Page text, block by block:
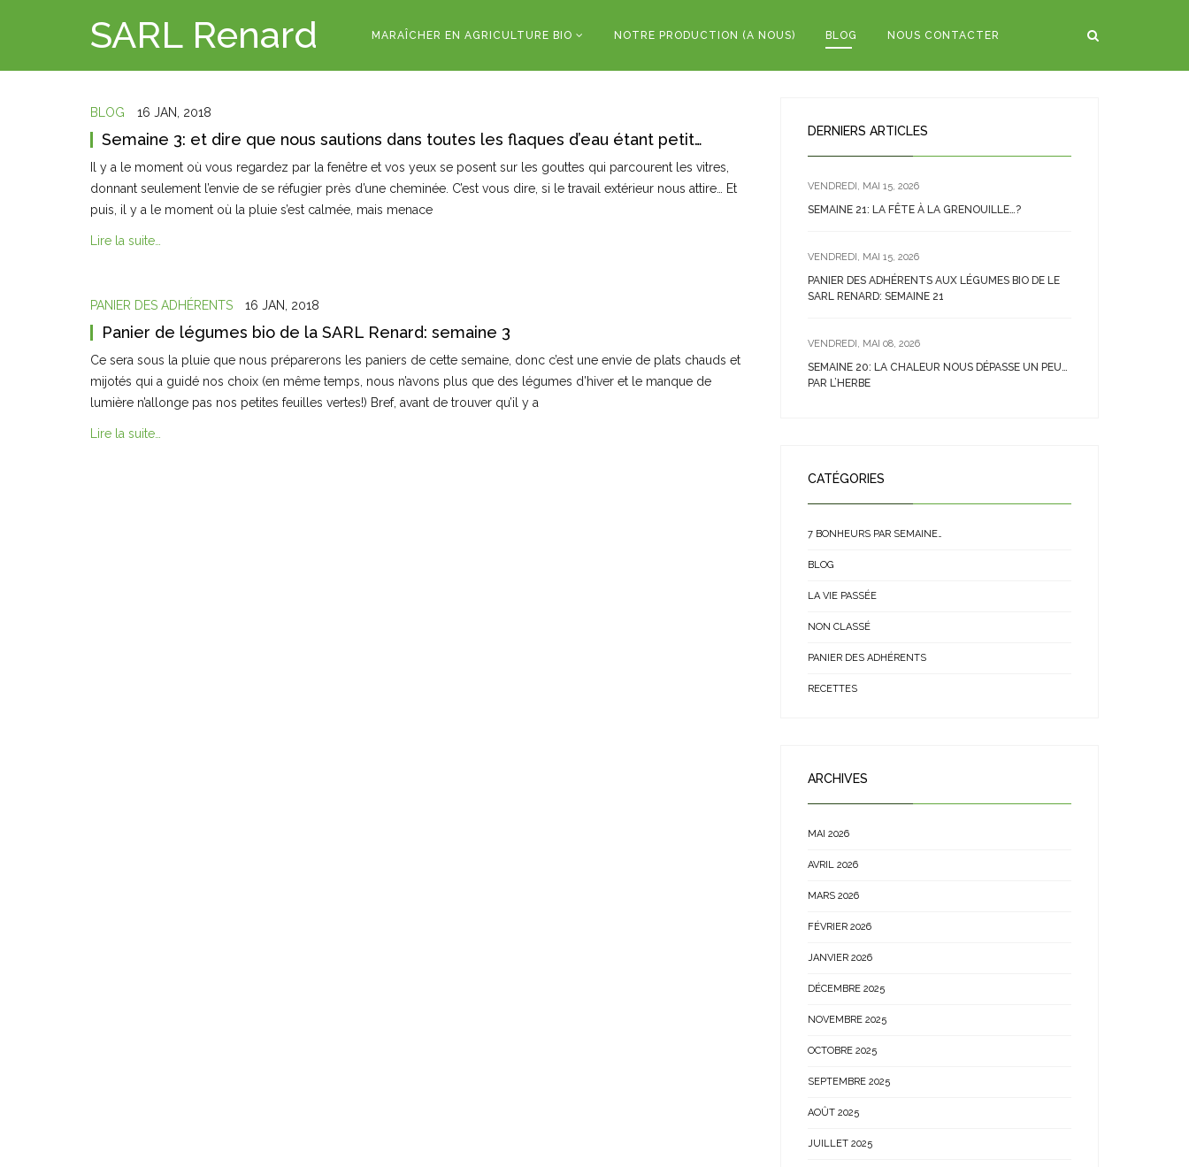
SARL Renard MARAÎCHER EN AGRICULTURE BIO NOTRE PRODUCTION (A NOUS) BLOG NOUS CONTACTER
BLOG 16 JAN, 2018
Semaine 3: et dire que nous sautions dans toutes les flaques d’eau étant petit…
Il y a le moment où vous regardez par la fenêtre et vos yeux se posent sur les gouttes qui parcourent les vitres,
donnant seulement l’envie de se réfugier près d’une cheminée. C’est vous dire, si le travail extérieur nous attire… Et
puis, il y a le moment où la pluie s’est calmée, mais menace
Lire la suite…
PANIER DES ADHÉRENTS 16 JAN, 2018
Panier de légumes bio de la SARL Renard: semaine 3
Ce sera sous la pluie que nous préparerons les paniers de cette semaine, donc c’est une envie de plats chauds et
mijotés qui a guidé nos choix (en même temps, nous n’avons plus que des légumes d’hiver et le manque de
lumière n’allonge pas nos petites feuilles vertes!) Bref, avant de trouver qu’il y a
Lire la suite…
DERNIERS ARTICLES
VENDREDI, MAI 15, 2026
SEMAINE 21: LA FÊTE À LA GRENOUILLE…?
VENDREDI, MAI 15, 2026
PANIER DES ADHÉRENTS AUX LÉGUMES BIO DE LE
SARL RENARD: SEMAINE 21
VENDREDI, MAI 08, 2026
SEMAINE 20: LA CHALEUR NOUS DÉPASSE UN PEU…
PAR L’HERBE
CATÉGORIES
7 BONHEURS PAR SEMAINE…
BLOG
LA VIE PASSÉE
NON CLASSÉ
PANIER DES ADHÉRENTS
RECETTES
ARCHIVES
MAI 2026
AVRIL 2026
MARS 2026
FÉVRIER 2026
JANVIER 2026
DÉCEMBRE 2025
NOVEMBRE 2025
OCTOBRE 2025
SEPTEMBRE 2025
AOÛT 2025
JUILLET 2025